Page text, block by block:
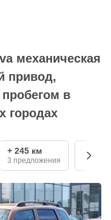
механическая
привод,
в
городах
+ 245 км
3 предложения
+ 530
6